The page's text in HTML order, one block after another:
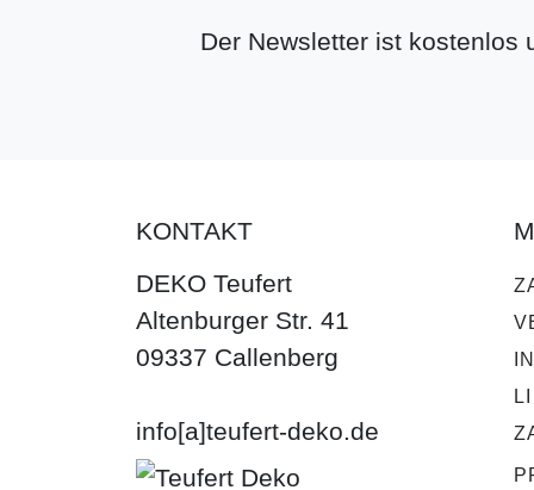
Der Newsletter ist kostenlos
KONTAKT
DEKO Teufert
Altenburger Str. 41
09337 Callenberg
info[a]teufert-deko.de